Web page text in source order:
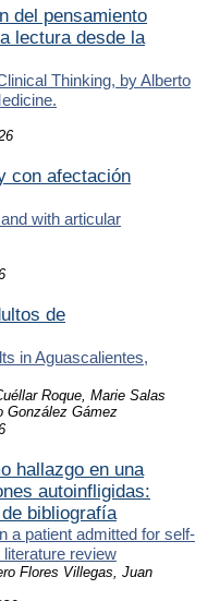
del pensamiento
lectura desde la
Thinking, by Alberto
con afectación
with articular
de
in Aguascalientes,
Roque, Marie Salas
González Gámez
hallazgo en una
autoinfligidas:
bibliografía
a patient admitted for self-
literature review
Flores Villegas, Juan